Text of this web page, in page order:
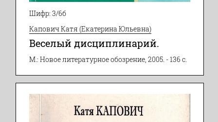
Шифр: 3/6б
Капович Катя (Екатерина Юльевна)
Веселый дисциплинарий.
М.: Новое литературное обозрение, 2005. - 136 с.